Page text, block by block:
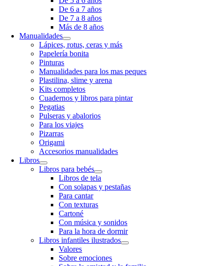
De 6 a 7 años
De 7 a 8 años
Más de 8 años
Manualidades
Lápices, rotus, ceras y más
Papelería bonita
Pinturas
Manualidades para los mas peques
Plastilina, slime y arena
Kits completos
Cuadernos y libros para pintar
Pegatias
Pulseras y abalorios
Para los viajes
Pizarras
Origami
Accesorios manualidades
Libros
Libros para bebés
Libros de tela
Con solapas y pestañas
Para cantar
Con texturas
Cartoné
Con música y sonidos
Para la hora de dormir
Libros infantiles ilustrados
Valores
Sobre emociones